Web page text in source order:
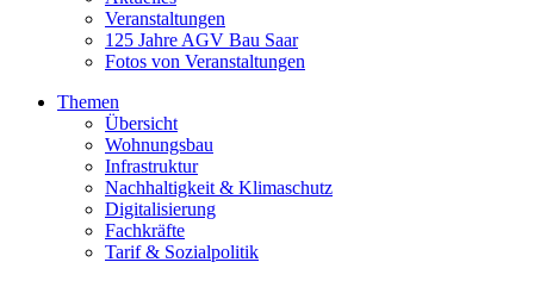
Veranstaltungen
125 Jahre AGV Bau Saar
Fotos von Veranstaltungen
Themen
Übersicht
Wohnungsbau
Infrastruktur
Nachhaltigkeit & Klimaschutz
Digitalisierung
Fachkräfte
Tarif & Sozialpolitik